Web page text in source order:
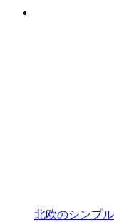
北欧のシンプ